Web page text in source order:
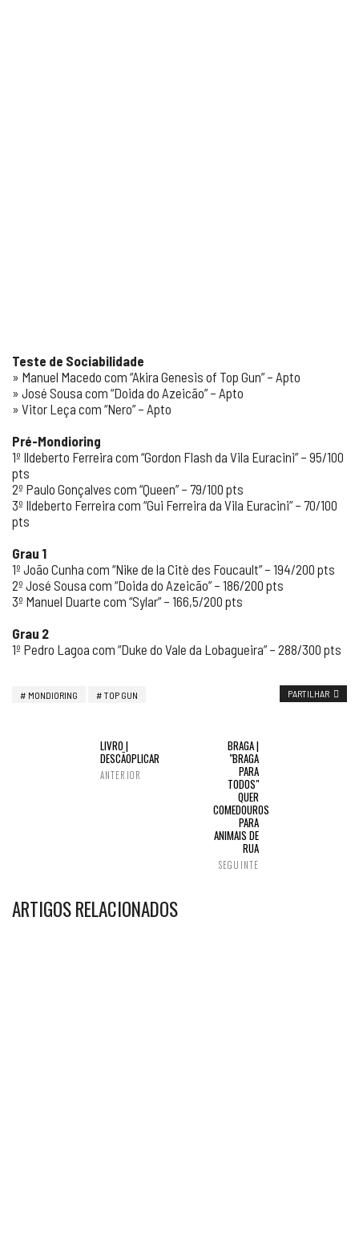
Teste de Sociabilidade
» Manuel Macedo com “Akira Genesis of Top Gun” – Apto
» José Sousa com “Doida do Azeicão” – Apto
» Vitor Leça com “Nero” – Apto
Pré-Mondioring
1º Ildeberto Ferreira com “Gordon Flash da Vila Euracini” – 95/100
pts
2º Paulo Gonçalves com “Queen” – 79/100 pts
3º Ildeberto Ferreira com “Gui Ferreira da Vila Euracini” – 70/100
pts
Grau 1
1º João Cunha com “Nike de la Citè des Foucault” – 194/200 pts
2º José Sousa com “Doida do Azeicão” – 186/200 pts
3º Manuel Duarte com “Sylar” – 166,5/200 pts
Grau 2
1º Pedro Lagoa com “Duke do Vale da Lobagueira” – 288/300 pts
MONDIORING TOP GUN PARTILHAR
LIVRO |
DESCÃOPLICAR
ANTERIOR
BRAGA |
"BRAGA
PARA
TODOS"
QUER
COMEDOUROS
PARA
ANIMAIS DE
RUA
SEGUINTE
ARTIGOS RELACIONADOS